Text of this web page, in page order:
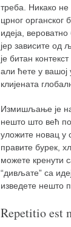
треба. Никако не
црног органског
идеја,
јер зависите од
је битан
али ћете у
клијената
Измишљање је
нешто што већ
уложите новац у
правите бурек,
можете кренути
“дивљате” са
изведете нешто
Repetitio est